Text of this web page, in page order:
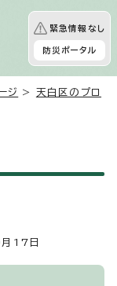
緊急情報なし
防災ポータル
ジ > 天白区のプロ
17日